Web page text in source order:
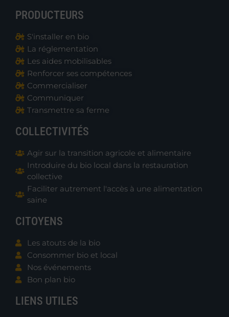
PRODUCTEURS
S'installer en bio
La réglementation
Les aides mobilisables
Renforcer ses compétences
Commercialiser
Communiquer
Transmettre sa ferme
COLLECTIVITÉS
Agir sur la transition agricole et alimentaire
Introduire du bio local dans la restauration
collective
Faciliter autrement l'accès à une alimentation
saine
CITOYENS
Les atouts de la bio
Consommer bio et local
Nos événements
Bon plan bio
LIENS UTILES